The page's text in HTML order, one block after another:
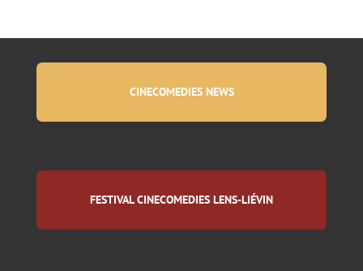
CINECOMEDIES NEWS
FESTIVAL CINECOMEDIES LENS-LIÉVIN